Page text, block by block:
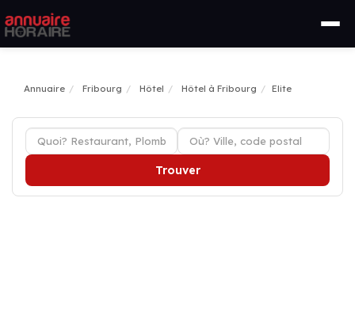
Annuaire Fribourg Hôtel Hôtel à Fribourg Elite
Trouver